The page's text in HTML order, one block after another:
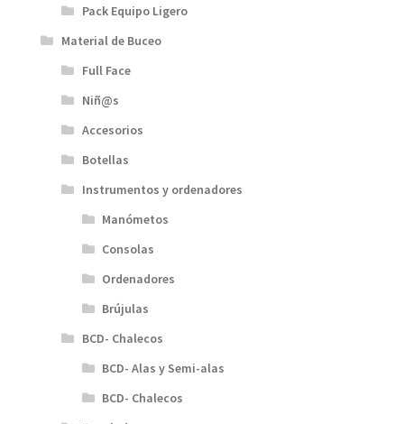
Pack Equipo Ligero
Material de Buceo
Full Face
Niñ@s
Accesorios
Botellas
Instrumentos y ordenadores
Manómetos
Consolas
Ordenadores
Brújulas
BCD- Chalecos
BCD- Alas y Semi-alas
BCD- Chalecos